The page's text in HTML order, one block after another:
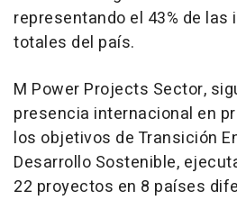
representando el 43% de
totales del país.
M Power Projects Sector,
presencia internacional en
los objetivos de Transición
Desarrollo Sostenible,
22 proyectos en 8 países